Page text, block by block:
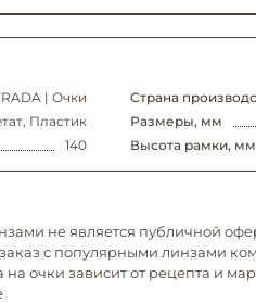
| Очки Страна
Пластик Размеры, мм
140 Высота рамки, мм
не является публичной
заказ с популярными линзами
на очки зависит от рецепта и